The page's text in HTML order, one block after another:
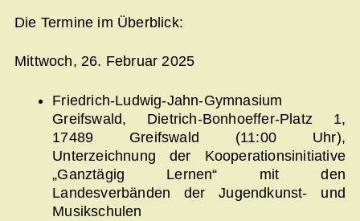
Die Termine im Überblick:
Mittwoch, 26. Februar 2025
Friedrich-Ludwig-Jahn-Gymnasium
Greifswald, Dietrich-Bonhoeffer-Platz 1,
17489 Greifswald (11:00 Uhr),
Unterzeichnung der Kooperationsinitiative
„Ganztägig Lernen“ mit den
Landesverbänden der Jugendkunst- und
Musikschulen